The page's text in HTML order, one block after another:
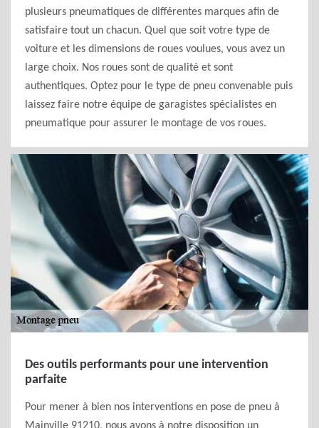
plusieurs pneumatiques de différentes marques afin de
satisfaire tout un chacun. Quel que soit votre type de
voiture et les dimensions de roues voulues, vous avez un
large choix. Nos roues sont de qualité et sont
authentiques. Optez pour le type de pneu convenable puis
laissez faire notre équipe de garagistes spécialistes en
pneumatique pour assurer le montage de vos roues.
Des outils performants pour une intervention
parfaite
Pour mener à bien nos interventions en pose de pneu à